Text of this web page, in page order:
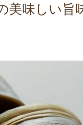
美味しい旨